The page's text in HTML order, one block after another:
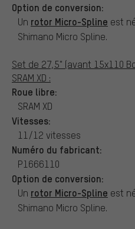
Option de conversion:
Un rotor Micro-Spline est
Shimano Micro Spline.
Set de 27,5" (avant 15x110
SRAM XD :
Roue libre:
SRAM XD
Vitesses:
11/12 vitesses
Numéro du fabricant:
P1666110
Option de conversion:
Un rotor Micro-Spline est
Shimano Micro Spline.